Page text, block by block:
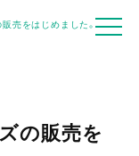
売をはじめました。
の販売を